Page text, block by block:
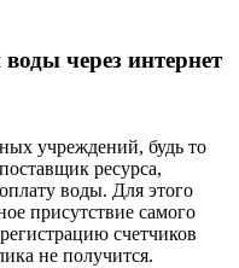
через интернет
учреждений, будь то
ресурса,
воды. Для этого
присутствие самого
счетчиков
не получится.